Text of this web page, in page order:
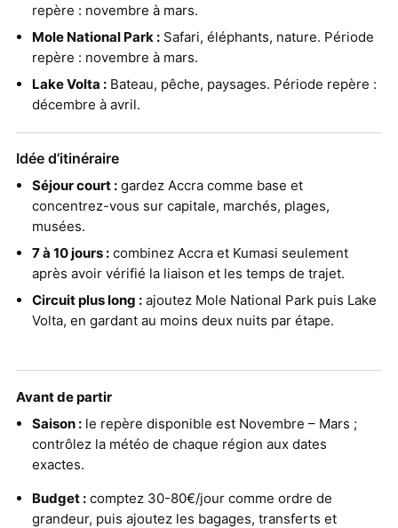
repère : novembre à mars.
Mole National Park :Safari, éléphants, nature. Période
repère : novembre à mars.
Lake Volta :Bateau, pêche, paysages. Période repère :
décembre à avril.
Idée d’itinéraire
Séjour court :gardez Accra comme base et
concentrez-vous sur capitale, marchés, plages,
musées.
7 à 10 jours :combinez Accra et Kumasi seulement
après avoir vérifié la liaison et les temps de trajet.
Circuit plus long :ajoutez Mole National Park puis Lake
Volta, en gardant au moins deux nuits par étape.
Avant de partir
Saison : le repère disponible est Novembre – Mars ;
contrôlez la météo de chaque région aux dates
exactes.
Budget : comptez 30-80€/jour comme ordre de
grandeur, puis ajoutez les bagages, transferts et